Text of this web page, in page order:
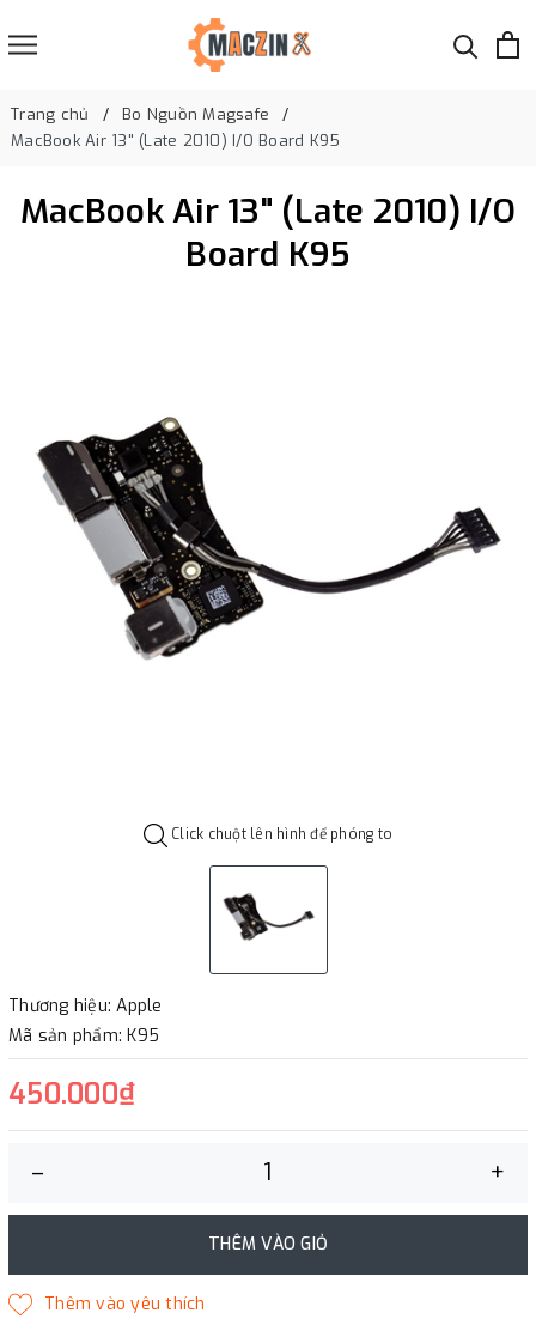
Trang chủ
Bo Nguồn Magsafe
MacBook Air 13" (Late 2010) I/O Board K95
MacBook Air 13" (Late 2010) I/O
Board K95
Click chuột lên hình để phóng to
Thương hiệu: Apple
Mã sản phẩm: K95
450.000₫
– +
THÊM VÀO GIỎ